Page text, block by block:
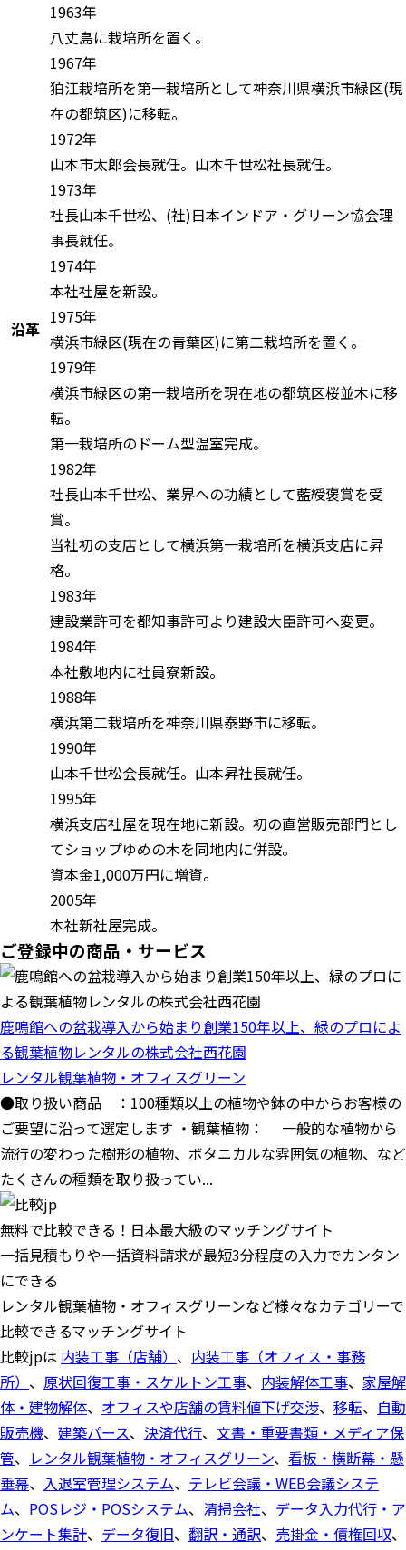
沿革
1963年
八丈島に栽培所を置く。
1967年
狛江栽培所を第一栽培所として神奈川県横浜市緑区(現
在の都筑区)に移転。
1972年
山本市太郎会長就任。山本千世松社長就任。
1973年
社長山本千世松、(社)日本インドア・グリーン協会理
事長就任。
1974年
本社社屋を新設。
1975年
横浜市緑区(現在の青葉区)に第二栽培所を置く。
1979年
横浜市緑区の第一栽培所を現在地の都筑区桜並木に移
転。
第一栽培所のドーム型温室完成。
1982年
社長山本千世松、業界への功績として藍綬褒賞を受
賞。
当社初の支店として横浜第一栽培所を横浜支店に昇
格。
1983年
建設業許可を都知事許可より建設大臣許可へ変更。
1984年
本社敷地内に社員寮新設。
1988年
横浜第二栽培所を神奈川県泰野市に移転。
1990年
山本千世松会長就任。山本昇社長就任。
1995年
横浜支店社屋を現在地に新設。初の直営販売部門とし
てショップゆめの木を同地内に併設。
資本金1,000万円に増資。
2005年
本社新社屋完成。
ご登録中の商品・サービス
鹿鳴館への盆栽導入から始まり創業150年以上、緑のプロによ
る観葉植物レンタルの株式会社西花園
レンタル観葉植物・オフィスグリーン
●取り扱い商品 ：100種類以上の植物や鉢の中からお客様の
ご要望に沿って選定します ・観葉植物： 一般的な植物から
流行の変わった樹形の植物、ボタニカルな雰囲気の植物、など
たくさんの種類を取り扱ってい...
無料で比較できる！日本最大級のマッチングサイト
一括見積もりや一括資料請求が最短3分程度の入力でカンタン
にできる
レンタル観葉植物・オフィスグリーンなど様々なカテゴリーで
比較できるマッチングサイト
比較jpは 内装工事（店舗） 、 内装工事（オフィス・事務
所） 、 原状回復工事・スケルトン工事、 内装解体工事、 家屋解
体・建物解体、 オフィスや店舗の賃料値下げ交渉、 移転、 自動
販売機、 建築パース、 決済代行、 文書・重要書類・メディア保
管、 レンタル観葉植物・オフィスグリーン、 看板・横断幕・懸
垂幕、 入退室管理システム、 テレビ会議・WEB会議システ
ム、 POSレジ・POSシステム、 清掃会社、 データ入力代行・ア
ンケート集計、 データ復旧、 翻訳・通訳、 売掛金・債権回収、